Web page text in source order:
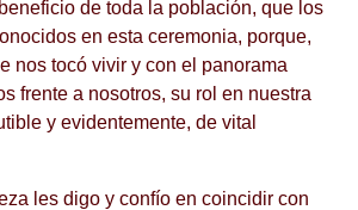
de toda la población, que los
en esta ceremonia, porque,
nos tocó vivir y con el panorama
frente a nosotros, su rol en nuestra
y evidentemente, de vital
les digo y confío en coincidir con